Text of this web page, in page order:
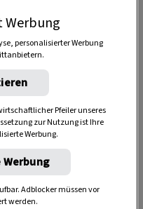
Werbung
personalisierter Werbung
Pfeiler unseres
zur Nutzung ist Ihre
Werbung.
Adblocker müssen vor
werden.